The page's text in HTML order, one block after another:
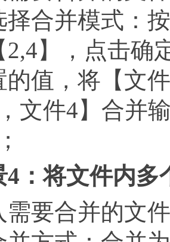
择合并模式：
2,4】，点击确
的值，将【文
，文件4】合并
4：将文件内多
合并的文件